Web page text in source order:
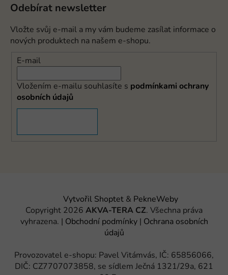
Odebírat newsletter
Vložte svůj e-mail a my vám budeme zasílat informace o
nových produktech na našem e-shopu.
E-mail
Vložením e-mailu souhlasíte s podmínkami ochrany
osobních údajů
Vytvořil Shoptet& PekneWeby
Copyright 2026 AKVA-TERA CZ. Všechna práva
vyhrazena. | Obchodní podmínky| Ochrana osobních
údajů
Provozovatel e-shopu: Pavel Vitámvás, IČ: 65856066,
DIČ: CZ7707073858, se sídlem Ječná 1321/29a, 621